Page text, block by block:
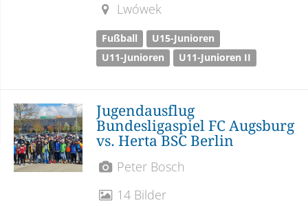
Lwówek
Fußball
U15-Junioren
U11-Junioren
U11-Junioren II
Jugendausflug
Bundesligaspiel FC Augsburg
vs. Herta BSC Berlin
Peter Bosch
14 Bilder